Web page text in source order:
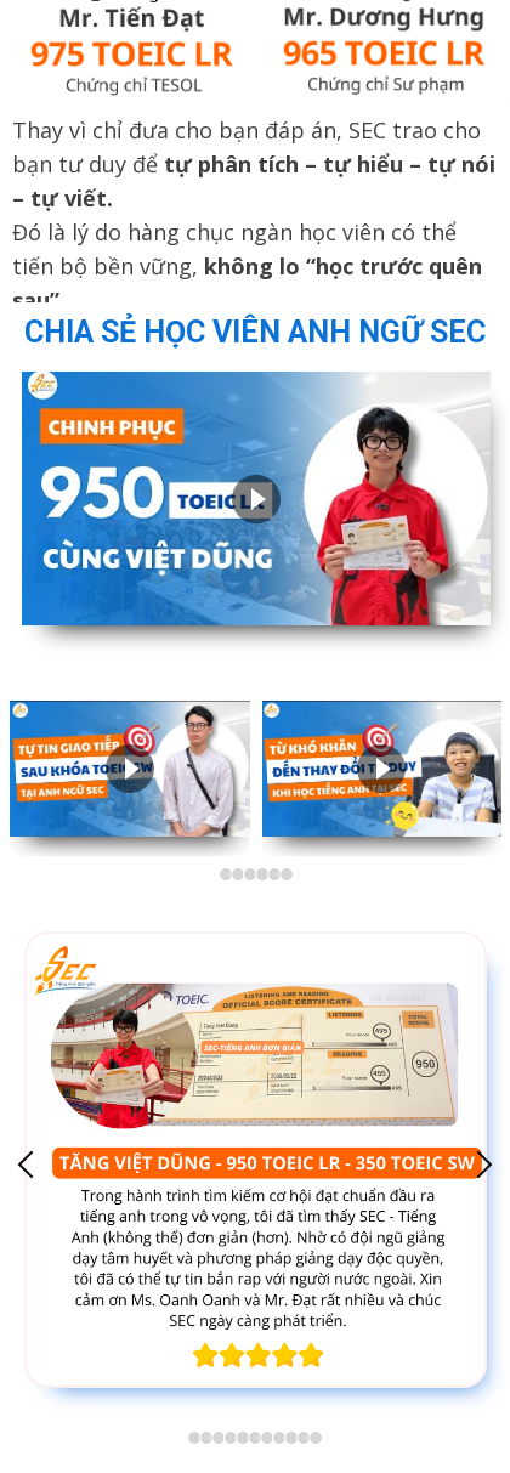
Thay vì chỉ đưa cho bạn đáp án, SEC trao cho
bạn tư duy để tự phân tích – tự hiểu – tự nói
– tự viết.
Đó là lý do hàng chục ngàn học viên có thể
tiến bộ bền vững, không lo “học trước quên
sau”.
CHIA SẺ HỌC VIÊN ANH NGỮ SEC